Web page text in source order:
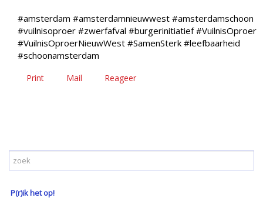
#amsterdam #amsterdamnieuwwest #amsterdamschoon
#vuilnisoproer #zwerfafval #burgerinitiatief #VuilnisOproer
#VuilnisOproerNieuwWest #SamenSterk #leefbaarheid
#schoonamsterdam
Print Mail Reageer
P(r)ik het op!